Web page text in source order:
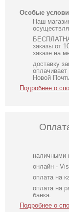
Особые
Наш
заказы от
заказе на
доставку
Новой
Подробнее о
наличными
онлайн -
оплата на
оплата на
банка.
Подробнее о